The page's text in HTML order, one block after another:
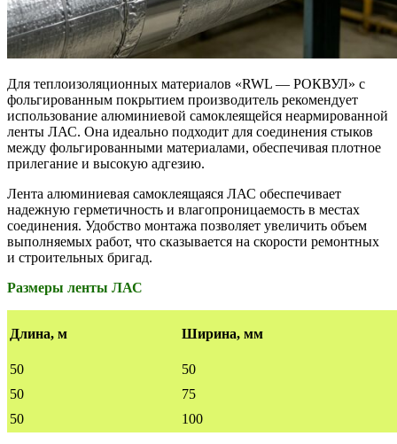
Для теплоизоляционных материалов «RWL — РОКВУЛ» с
фольгированным покрытием производитель рекомендует
использование алюминиевой самоклеящейся неармированной
ленты ЛАС. Она идеально подходит для соединения стыков
между фольгированными материалами, обеспечивая плотное
прилегание и высокую адгезию.
Лента алюминиевая самоклеящаяся ЛАС обеспечивает
надежную герметичность и влагопроницаемость в местах
соединения. Удобство монтажа позволяет увеличить объем
выполняемых работ, что сказывается на скорости ремонтных
и строительных бригад.
Размеры ленты ЛАС
Длина, м Ширина, мм
50
50
50
75
50
100